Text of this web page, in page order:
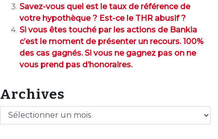
Savez-vous quel est le taux de référence de
votre hypothèque ? Est-ce le THR abusif ?
Si vous êtes touché par les actions de Bankia
c’est le moment de présenter un recours. 100%
des cas gagnés. Si vous ne gagnez pas on ne
vous prend pas d’honoraires.
Archives
Archives